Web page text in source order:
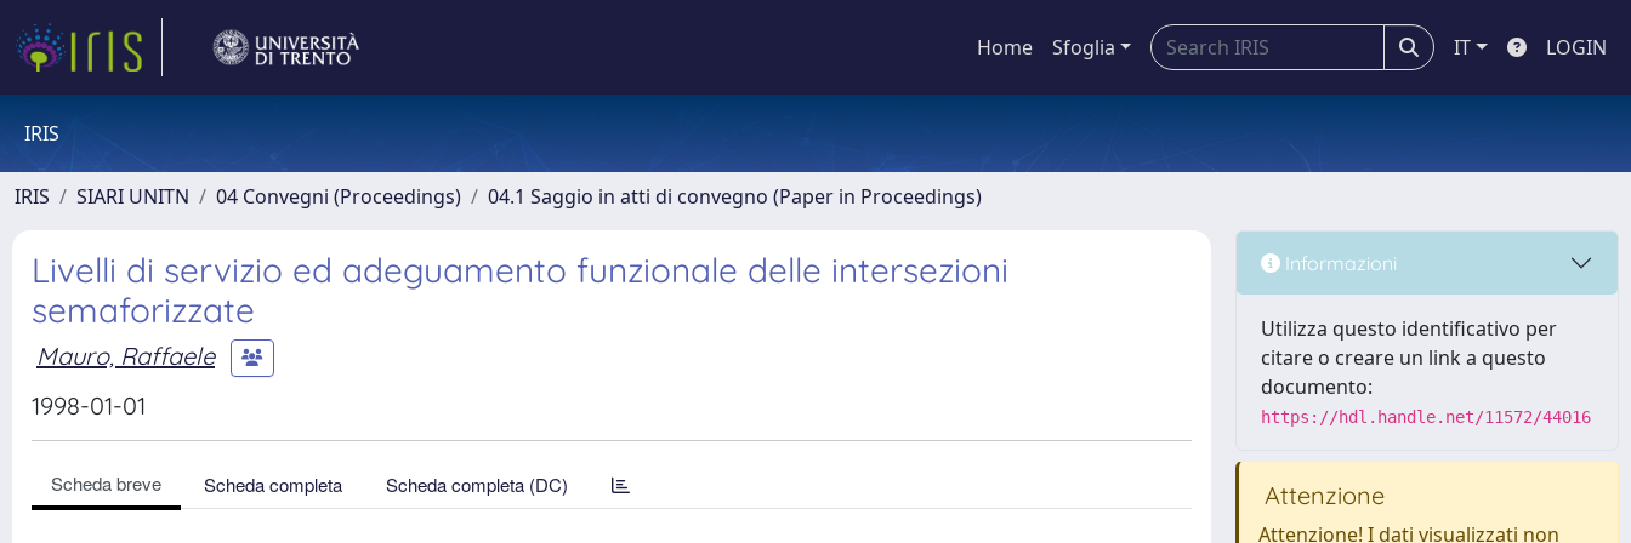
Home Sfoglia IT LOGIN
IRIS
IRIS SIARI UNITN 04 Convegni (Proceedings) 04.1 Saggio in atti di convegno (Paper in Proceedings)
Livelli di servizio ed adeguamento funzionale delle intersezioni
semaforizzate
Mauro, Raffaele
1998-01-01
Scheda breve Scheda completa Scheda completa (DC)
Informazioni
Utilizza questo identificativo per
citare o creare un link a questo
documento:
https://hdl.handle.net/11572/44016
Attenzione
Attenzione! I dati visualizzati non